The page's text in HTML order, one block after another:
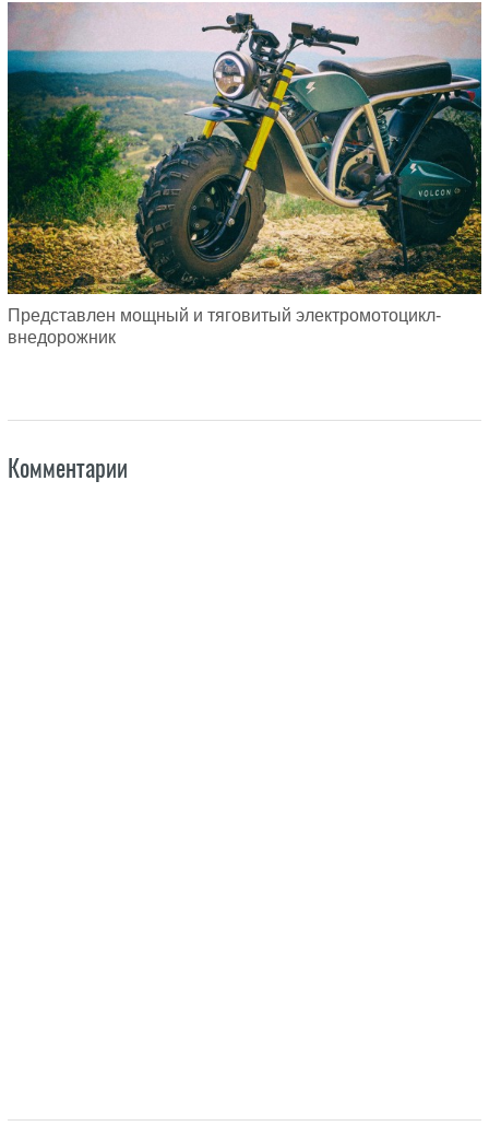
Представлен мощный и тяговитый электромотоцикл-
внедорожник
Комментарии